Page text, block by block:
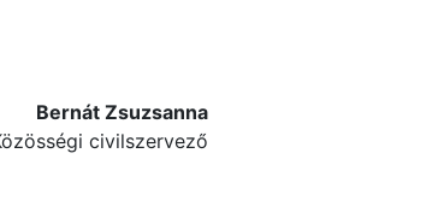
Bernát Zsuzsanna
civilszervező